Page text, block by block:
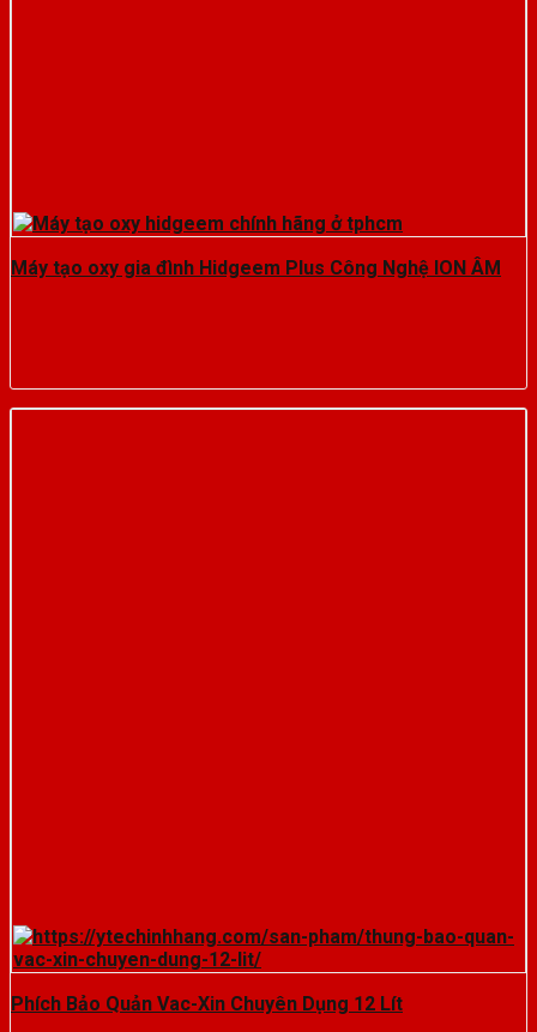
Máy tạo oxy gia đình Hidgeem Plus Công Nghệ ION ÂM
Phích Bảo Quản Vac-Xin Chuyên Dụng 12 Lít